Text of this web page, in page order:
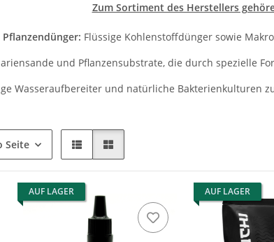
Zum Sortiment des Herstellers
Pflanzendünger: Flüssige Kohlenstoffdünger sowie
und Pflanzensubstrate, die durch spezielle
Wasseraufbereiter und natürliche Bakterienkulturen
Seite
AUF LAGER AUF LAGER